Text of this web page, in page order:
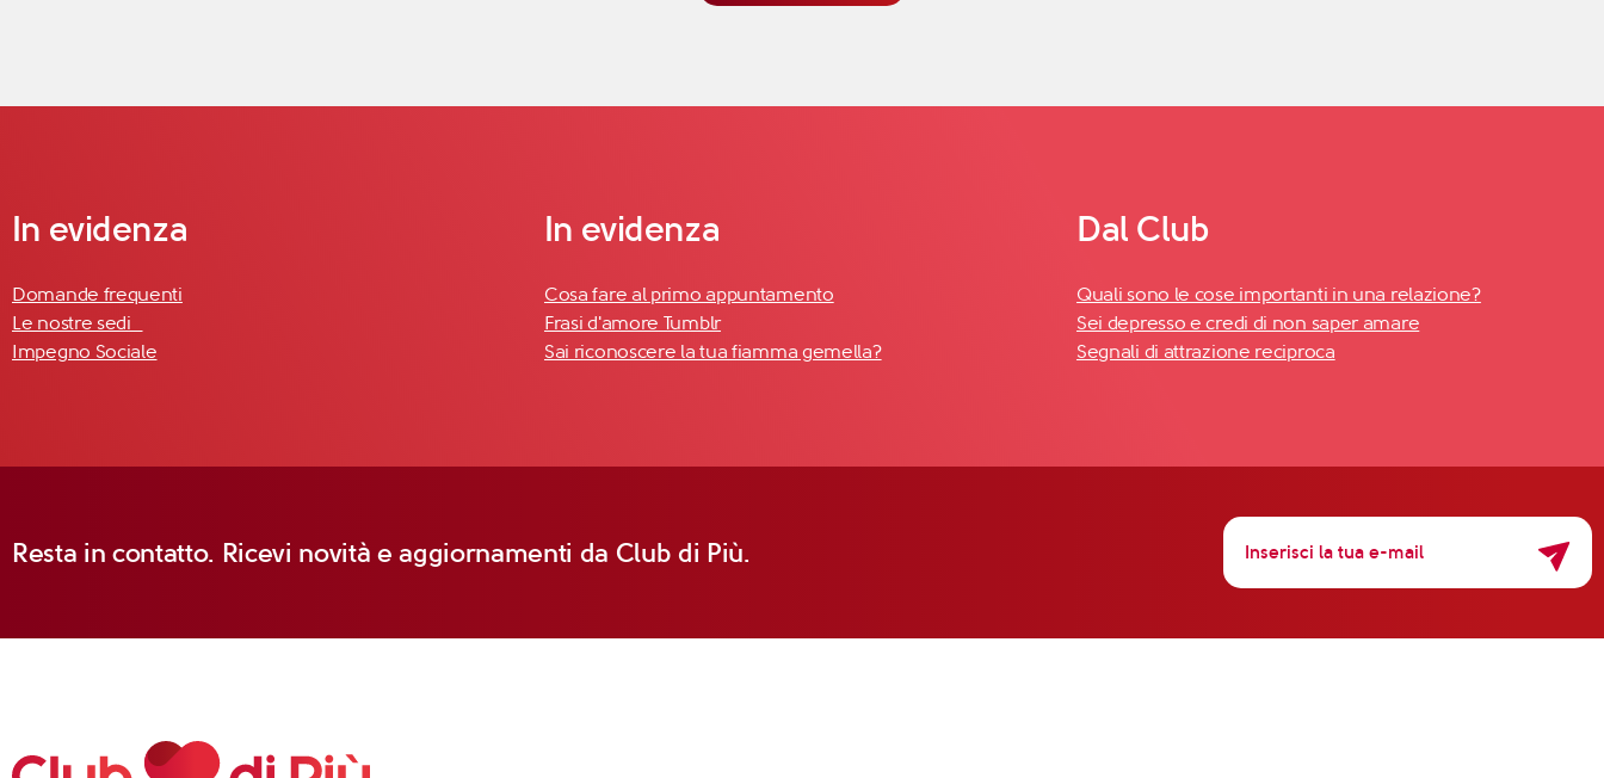
In evidenza
Domande frequenti
Le nostre sedi
Impegno Sociale
In evidenza
Cosa fare al primo appuntamento
Frasi d'amore Tumblr
Sai riconoscere la tua fiamma gemella?
Dal Club
Quali sono le cose importanti in una relazione?
Sei depresso e credi di non saper amare
Segnali di attrazione reciproca
Resta in contatto. Ricevi novità e aggiornamenti da Club di Più.